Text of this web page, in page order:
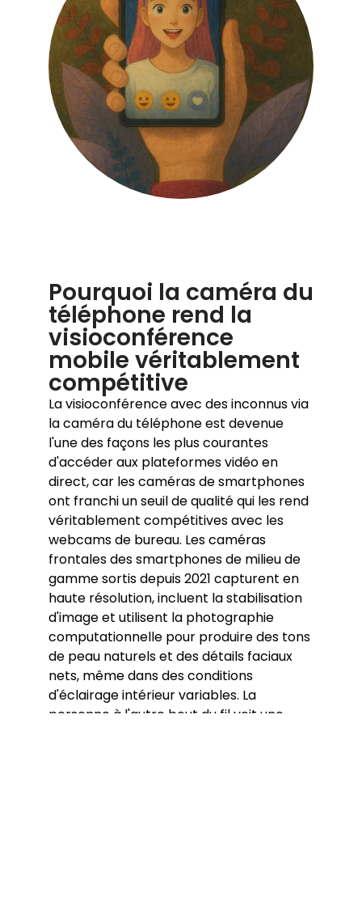
Pourquoi la caméra du
téléphone rend la
visioconférence
mobile véritablement
compétitive
La visioconférence avec des inconnus via
la caméra du téléphone est devenue
l'une des façons les plus courantes
d'accéder aux plateformes vidéo en
direct, car les caméras de smartphones
ont franchi un seuil de qualité qui les rend
véritablement compétitives avec les
webcams de bureau. Les caméras
frontales des smartphones de milieu de
gamme sortis depuis 2021 capturent en
haute résolution, incluent la stabilisation
d'image et utilisent la photographie
computationnelle pour produire des tons
de peau naturels et des détails faciaux
nets, même dans des conditions
d'éclairage intérieur variables. La
personne à l'autre bout du fil voit une